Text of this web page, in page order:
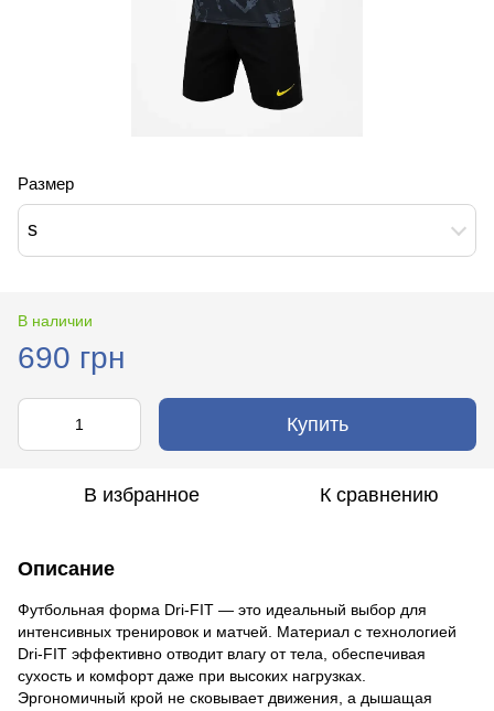
Размер
s
В наличии
690 грн
Купить
В избранное К сравнению
Описание
Футбольная форма Dri-FIT — это идеальный выбор для
интенсивных тренировок и матчей. Материал с технологией
Dri-FIT эффективно отводит влагу от тела, обеспечивая
сухость и комфорт даже при высоких нагрузках.
Эргономичный крой не сковывает движения, а дышащая